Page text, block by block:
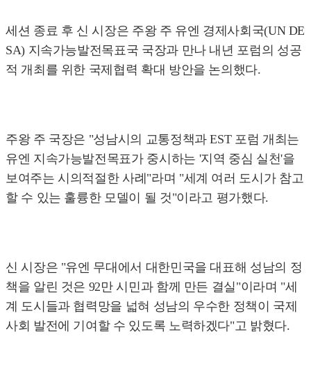
세션 종료 후 신 시장은 주왕 주 유엔 경제사회국(UN DE
SA) 지속가능발전목표국 국장과 만나 내년 포럼의 성공
적 개최를 위한 국제협력 확대 방안을 논의했다.
주왕 주 국장은 "성남시의 교통정책과 EST 포럼 개최는
유엔 지속가능발전목표가 중시하는 '지역 중심 실천'을
보여주는 시의적절한 사례"라며 "세계 여러 도시가 참고
할 수 있는 훌륭한 모델이 될 것"이라고 평가했다.
신 시장은 "유엔 무대에서 대한민국을 대표해 성남의 정
책을 알린 것은 92만 시민과 함께 만든 결실"이라며 "세
계 도시들과 협력망을 넓혀 성남의 우수한 정책이 국제
사회 발전에 기여할 수 있도록 노력하겠다"고 밝혔다.